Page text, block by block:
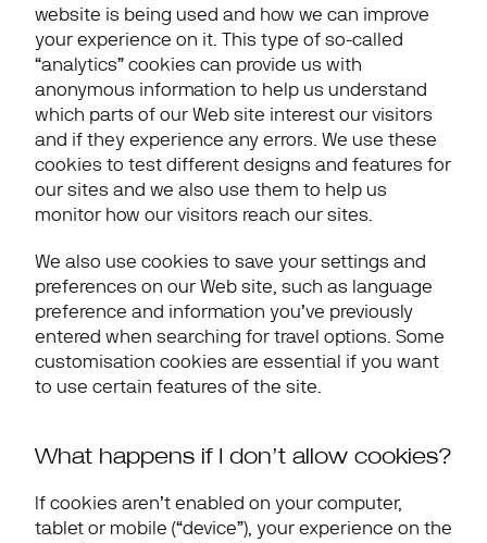
website is being used and how we can improve
your experience on it. This type of so-called
“analytics” cookies can provide us with
anonymous information to help us understand
which parts of our Web site interest our visitors
and if they experience any errors. We use these
cookies to test different designs and features for
our sites and we also use them to help us
monitor how our visitors reach our sites.
We also use cookies to save your settings and
preferences on our Web site, such as language
preference and information you’ve previously
entered when searching for travel options. Some
customisation cookies are essential if you want
to use certain features of the site.
What happens if I don’t allow cookies?
If cookies aren’t enabled on your computer,
tablet or mobile (“device”), your experience on the